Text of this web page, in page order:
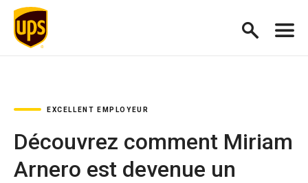
EXCELLENT EMPLOYEUR
Découvrez comment Miriam
Arnero est devenue un